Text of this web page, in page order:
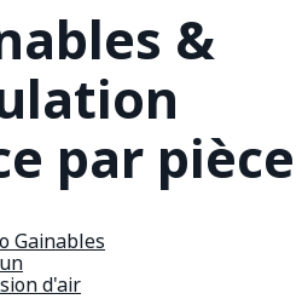
&
par pièce
Gainables
d'air